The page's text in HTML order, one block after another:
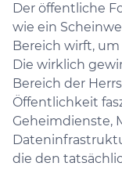
Der öffentliche
wie ein
Bereich wirft,
Die wirklich
Bereich der
Öffentlichkeit
Geheimdienste,
die den